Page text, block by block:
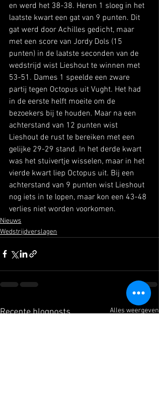
en werd het 38-38. Heren 1 sloeg in het
laatste kwart een gat van 9 punten. Dit
gat werd door Achilles gedicht, maar
met een score van Jordy Dols (15
punten) in de laatste seconden van de
wedstrijd wist Lieshout te winnen met
53-51. Dames 1 speelde een zware
partij tegen Octopus uit Vught. Het had
in de eerste helft moeite om de
bezoekers bij te houden. Maar na een
achterstand van 12 punten wist
Lieshout de rust te bereiken met een
gelijke 29-29 stand. In het derde kwart
was het stuivertje wisselen, maar in het
vierde kwart liep Octopus uit. Bij een
achterstand van 9 punten wist Lieshout
nog iets in te lopen, maar kon een 43-48
verlies niet worden voorkomen.
Nieuws
Wedstrijdverslagen
Recente blogposts Alles weergeven